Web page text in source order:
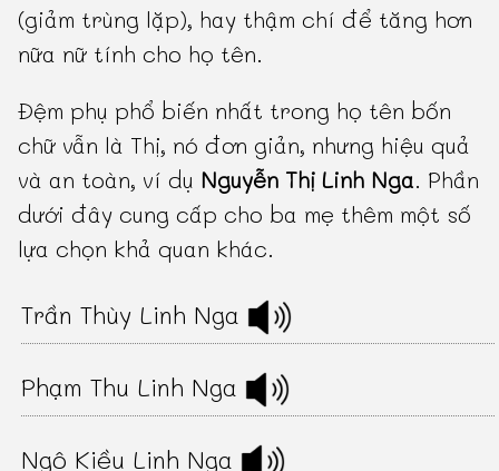
(giảm trùng lặp), hay thậm chí để tăng hơn
nữa nữ tính cho họ tên.
Đệm phụ phổ biến nhất trong họ tên bốn
chữ vẫn là Thị, nó đơn giản, nhưng hiệu quả
và an toàn, ví dụ Nguyễn Thị Linh Nga. Phần
dưới đây cung cấp cho ba mẹ thêm một số
lựa chọn khả quan khác.
Trần Thùy Linh Nga
Phạm Thu Linh Nga
Ngô Kiều Linh Nga